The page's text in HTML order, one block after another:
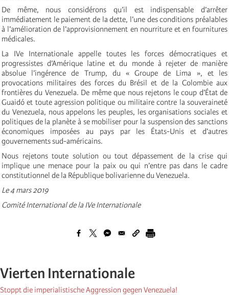
De même, nous considérons qu’il est indispensable d’arrêter
immédiatement le paiement de la dette, l’une des conditions préalables
à l’amélioration de l’approvisionnement en nourriture et en fournitures
médicales.
La IVe Internationale appelle toutes les forces démocratiques et
progressistes d’Amérique latine et du monde à rejeter de manière
absolue l’ingérence de Trump, du « Groupe de Lima », et les
provocations militaires des forces du Brésil et de la Colombie aux
frontières du Venezuela. De même que nous rejetons le coup d’État de
Guaidó et toute agression politique ou militaire contre la souveraineté
du Venezuela, nous appelons les peuples, les organisations sociales et
politiques de la planète à se mobiliser pour la suspension des sanctions
économiques imposées au pays par les États-Unis et d’autres
gouvernements sud-américains.
Nous rejetons toute solution ou tout dépassement de la crise qui
implique une menace pour la paix ou qui n’entre pas dans le cadre
constitutionnel de la République bolivarienne du Venezuela.
Le 4 mars 2019
Comité International de la IVe Internationale
Vierten Internationale
Stoppt die imperialistische Aggression gegen Venezuela!